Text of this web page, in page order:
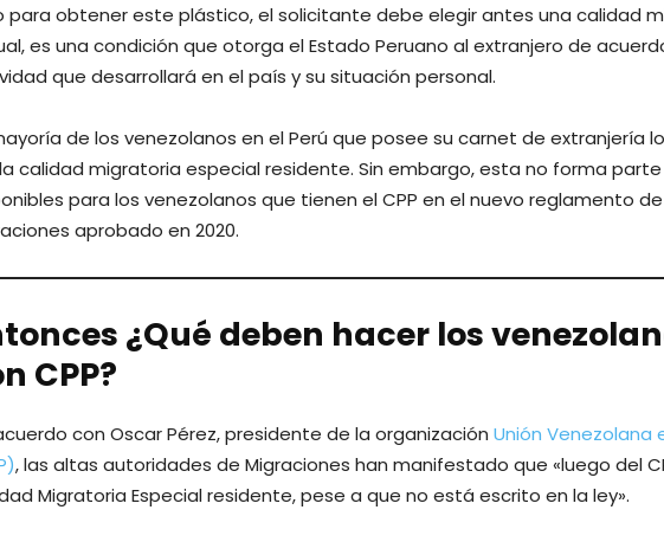
para obtener este plástico, el solicitante debe elegir antes una calidad
es una condición que otorga el Estado Peruano al extranjero de
que desarrollará en el país y su situación personal.
de los venezolanos en el Perú que posee su carnet de extranjería
calidad migratoria especial residente. Sin embargo, esta no forma
para los venezolanos que tienen el CPP en el nuevo reglamento de
aprobado en 2020.
¿Qué deben hacer los
CPP?
con Oscar Pérez, presidente de la organización Unión Venezolana
, las altas autoridades de Migraciones han manifestado que «luego del
Migratoria Especial residente, pese a que no está escrito en la ley».